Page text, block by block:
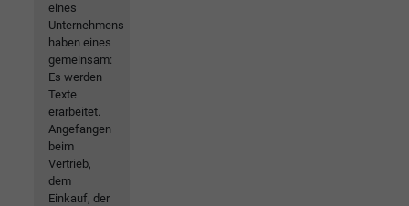
eines
Unternehmens
haben eines
gemeinsam:
Es werden
Texte
erarbeitet.
Angefangen
beim
Vertrieb,
dem
Einkauf, der